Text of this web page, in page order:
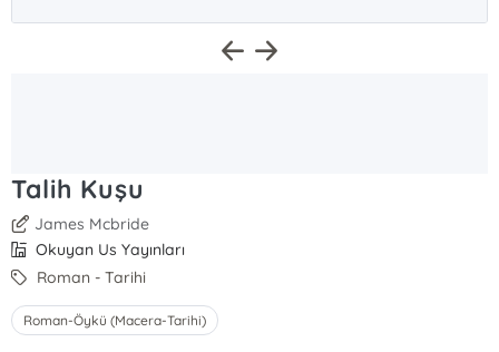
Talih Kuşu
James Mcbride
Okuyan Us Yayınları
Roman - Tarihi
Roman-Öykü (Macera-Tarihi)